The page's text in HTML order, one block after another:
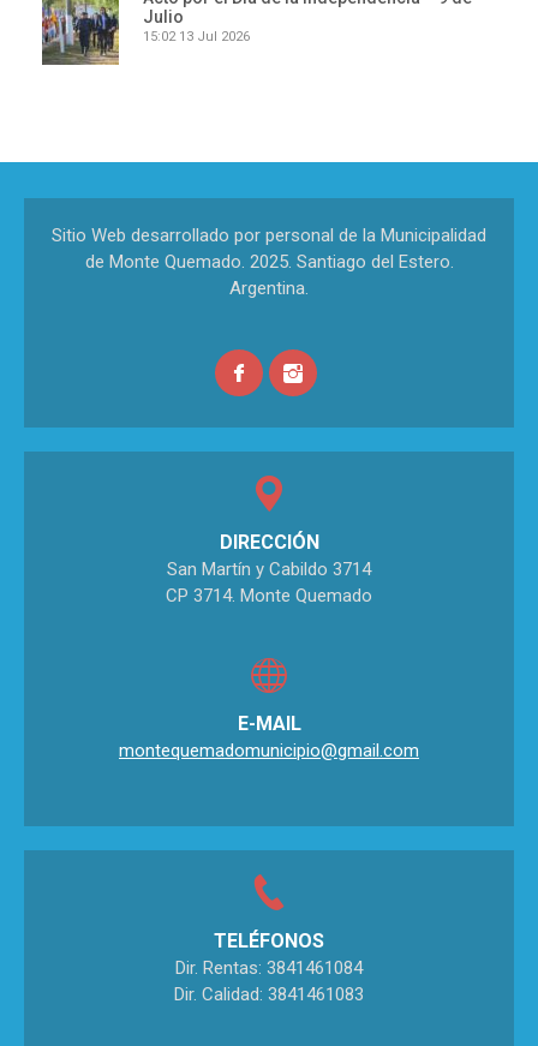
Julio
15:02 13 Jul 2026
Sitio Web desarrollado por personal de la Municipalidad
de Monte Quemado. 2025. Santiago del Estero.
Argentina.
DIRECCIÓN
San Martín y Cabildo 3714
CP 3714. Monte Quemado
E-MAIL
montequemadomunicipio@gmail.com
TELÉFONOS
Dir. Rentas: 3841461084
Dir. Calidad: 3841461083